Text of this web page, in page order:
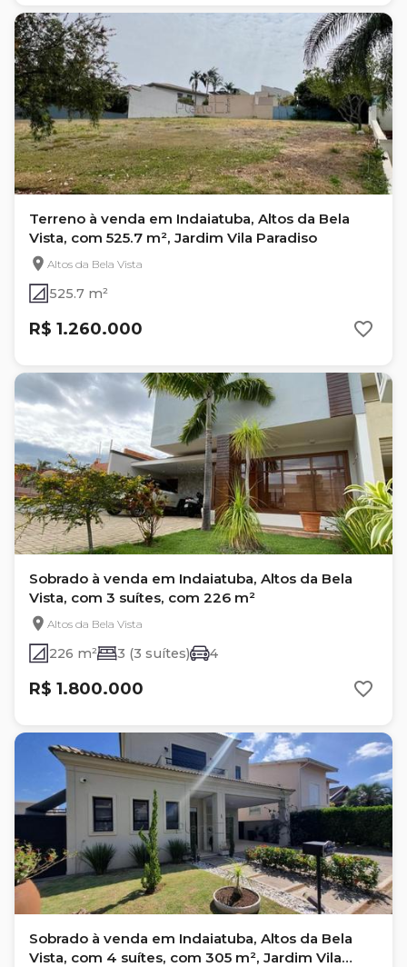
Terreno à venda em Indaiatuba, Altos da Bela
Vista, com 525.7 m², Jardim Vila Paradiso
Altos da Bela Vista
525.7 m²
R$ 1.260.000
Sobrado à venda em Indaiatuba, Altos da Bela
Vista, com 3 suítes, com 226 m²
Altos da Bela Vista
226 m² 3 (3 suítes) 4
R$ 1.800.000
Sobrado à venda em Indaiatuba, Altos da Bela
Vista, com 4 suítes, com 305 m², Jardim Vila